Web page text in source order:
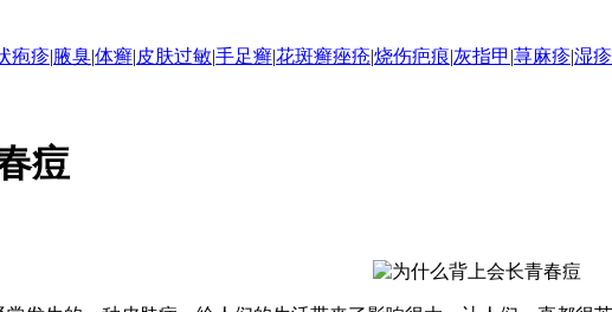
疱疹|腋臭|体癣|皮肤过敏|手足癣|花斑癣痤疮|烧伤疤痕|灰指甲 |荨麻疹|湿疹
痘